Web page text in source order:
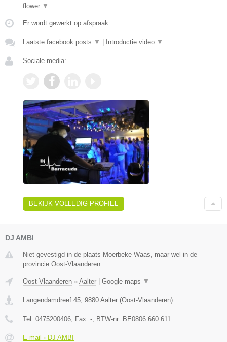
flower ▼
Er wordt gewerkt op afspraak.
Laatste facebook posts ▼ Introductie video ▼
Sociale media:
BEKIJK VOLLEDIG PROFIEL
DJ AMBI
Niet gevestigd in de plaats Moerbeke Waas, maar wel in de
provincie Oost-Vlaanderen.
Oost-Vlaanderen » Aalter Google maps ▼
Langendamdreef 45 9880 Aalter (Oost-Vlaanderen)
Tel: 0475200406 , Fax: - , BTW-nr: BE0806.660.611
E-mail › DJ AMBI